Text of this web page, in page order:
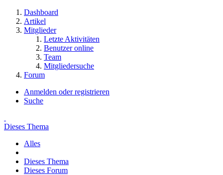
Dashboard
Artikel
Mitglieder
Letzte Aktivitäten
Benutzer online
Team
Mitgliedersuche
Forum
Anmelden oder registrieren
Suche
Dieses Thema
Alles
Dieses Thema
Dieses Forum